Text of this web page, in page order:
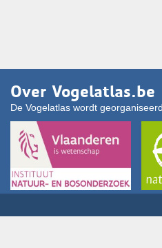
Over Vogelatlas.be
De Vogelatlas wordt